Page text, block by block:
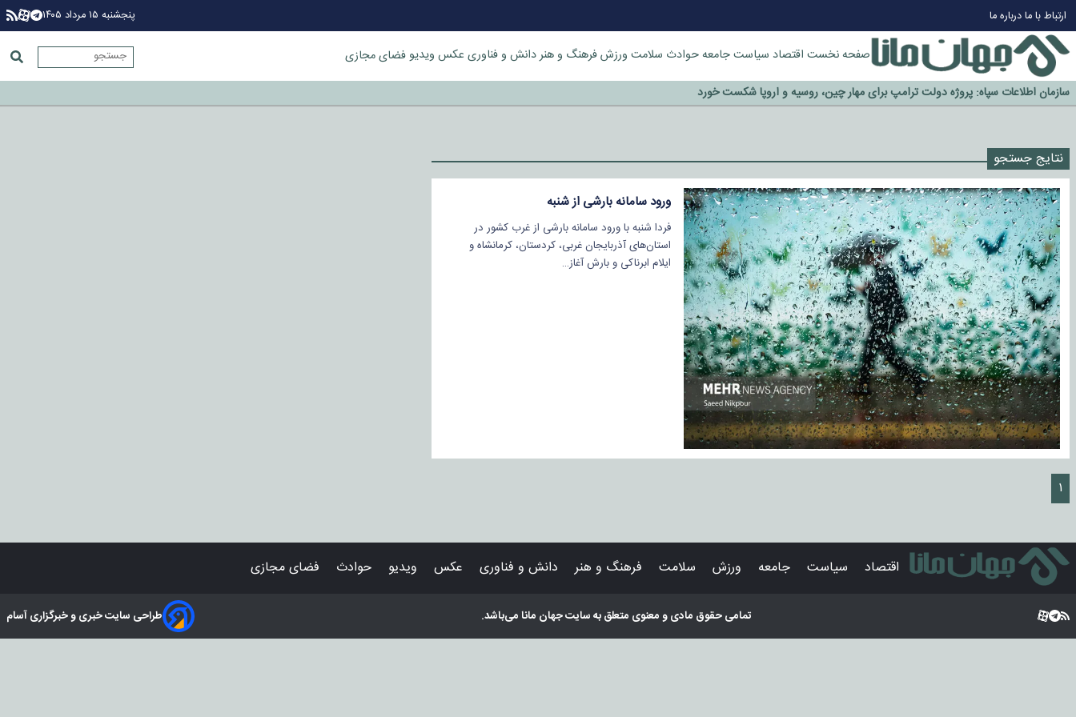
ارتباط با مادرباره ما پنجشنبه ۱۵ مرداد ۱۴۰۵
صفحه نخست اقتصاد سیاستجامعهحوادث سلامت ورزشفرهنگ و هنردانش و فناوری عکس ویدیوفضای مجازی
چرا طلا دوباره افزایشی شد؟
گزینه جدایی اوسمار روی میز مدیران پرسپولیس
آیا رئیس جمهور آمریکا قانون را دور می‌زند؟
اخراج رسمی چهره نامدار از پرسپولیس
سازمان اطلاعات سپاه: پروژه دولت ترامپ برای مهار چین، روسیه و اروپا شکست خورد
نتایج جستجو
ورود سامانه بارشی از شنبه
فردا شنبه با ورود سامانه بارشی از غرب کشور در
استان‌های آذربایجان غربی، کردستان، کرمانشاه و
ایلام ابرناکی و بارش آغاز…
۱
اقتصاد سیاست جامعه ورزش سلامت فرهنگ و هنر دانش و فناوری عکس ویدیو حوادث فضای مجازی
تمامی حقوق مادی و معنوی متعلق به سایتجهان مانامی‌باشد. طراحی سایت خبری و خبرگزاری آسام